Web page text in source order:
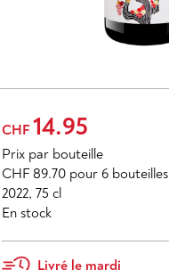
CHF 14.95
Prix par bouteille
CHF 89.70 pour 6 bouteilles
2022,75 cl
En stock
Livré le mardi